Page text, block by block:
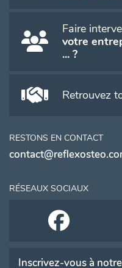
Faire
votre
... ?
Retrouvez
RESTONS EN CONTACT
RÉSEAUX SOCIAUX
Inscrivez-vous à